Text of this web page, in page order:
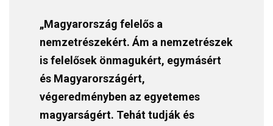
„Magyarország felelős a
nemzetrészekért. Ám a nemzetrészek
is felelősek önmagukért, egymásért
és Magyarországért,
végeredményben az egyetemes
magyarságért. Tehát tudják és